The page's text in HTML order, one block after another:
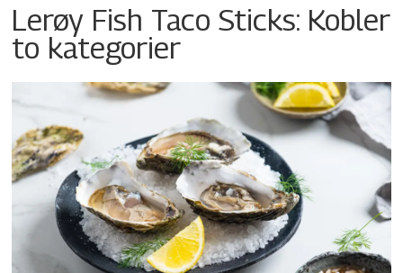
Lerøy Fish Taco Sticks: Kobler
to kategorier